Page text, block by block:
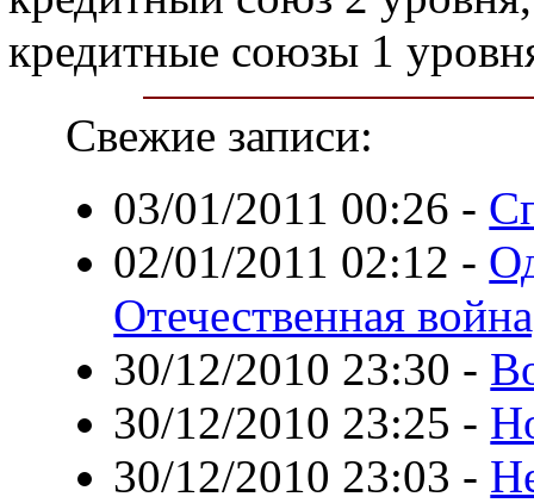
кредитные союзы 1
Свежие записи:
03/01/2011 00:26 -
02/01/2011 02:12 -
Отечественная
30/12/2010 23:30 -
30/12/2010 23:25 -
30/12/2010 23:03 -